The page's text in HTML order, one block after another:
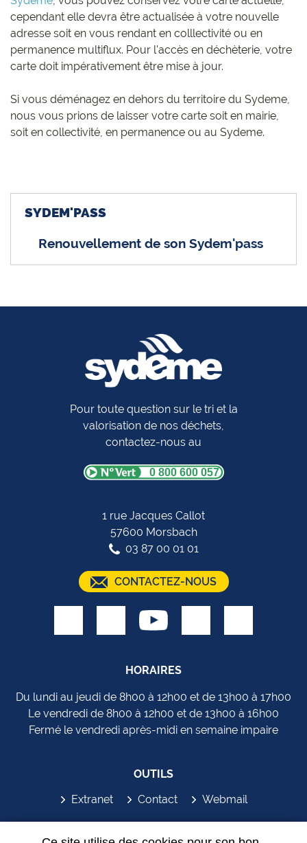
cependant elle devra être actualisée à votre nouvelle
adresse soit en vous rendant en colllectivité ou en
permanence multiflux. Pour l'accès en déchèterie, votre
carte doit impérativement être mise à jour.
Si vous déménagez en dehors du territoire du Sydeme,
nous vous prions de laisser votre carte soit en mairie,
soit en collectivité, en permanence ou au Sydeme.
SYDEM'PASS
Renouvellement de son Sydem'pass
Pour toute question sur le tri et la
valorisation de nos déchets,
contactez-nous au
0 800 600 057
1 rue Jacques Callot
57600 Morsbach
03 87 00 01 01
CONTACTEZ-NOUS
HORAIRES
Du lundi au jeudi de 8h00 à 12h00 et de 13h00 à 17h00
Le vendredi de 8h00 à 12h00 et de 13h00 à 16h00
Fermé le vendredi après-midi en semaine impaire
OUTILS
Extranet
Contact Webmail